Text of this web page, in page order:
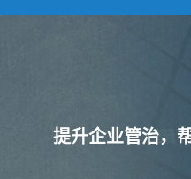
提升企业管治，